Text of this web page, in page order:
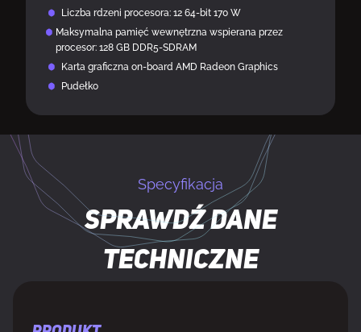
Liczba rdzeni procesora: 12 64-bit 170 W
Maksymalna pamięć wewnętrzna wspierana przez
procesor: 128 GB DDR5-SDRAM
Karta graficzna on-board AMD Radeon Graphics
Pudełko
Specyfikacja
Sprawdź dane
techniczne